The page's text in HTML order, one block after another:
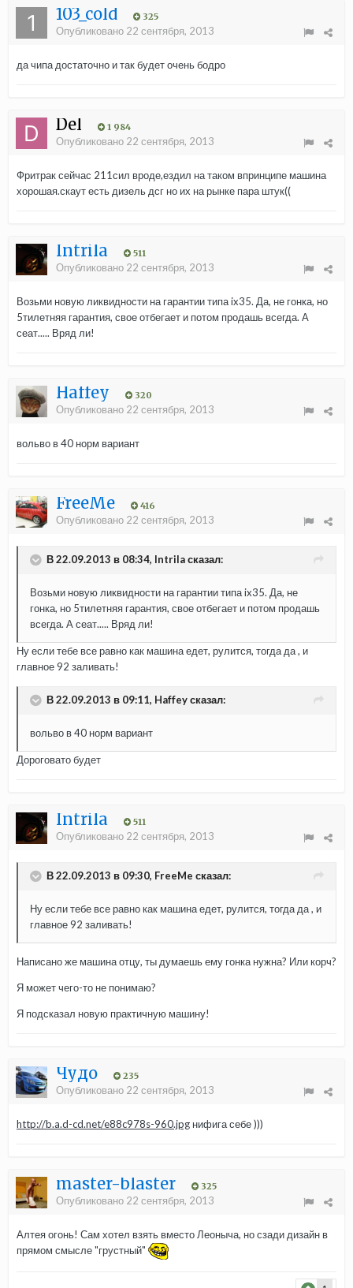
103_cold 325
Опубликовано 22 сентября, 2013
да чипа достаточно и так будет очень бодро
Del 1 984
Опубликовано 22 сентября, 2013
Фритрак сейчас 211сил вроде,ездил на таком впринципе машина
хорошая.скаут есть дизель дсг но их на рынке пара штук((
Intrila 511
Опубликовано 22 сентября, 2013
Возьми новую ликвидности на гарантии типа ix35. Да, не гонка, но
5тилетняя гарантия, свое отбегает и потом продашь всегда. А
сеат..... Вряд ли!
Haffey 320
Опубликовано 22 сентября, 2013
вольво в 40 норм вариант
FreeMe 416
Опубликовано 22 сентября, 2013
В 22.09.2013 в 08:34, Intrila сказал:
Возьми новую ликвидности на гарантии типа ix35. Да, не
гонка, но 5тилетняя гарантия, свое отбегает и потом продашь
всегда. А сеат..... Вряд ли!
Ну если тебе все равно как машина едет, рулится, тогда да , и
главное 92 заливать!
В 22.09.2013 в 09:11, Haffey сказал:
вольво в 40 норм вариант
Дороговато будет
Intrila 511
Опубликовано 22 сентября, 2013
В 22.09.2013 в 09:30, FreeMe сказал:
Ну если тебе все равно как машина едет, рулится, тогда да , и
главное 92 заливать!
Написано же машина отцу, ты думаешь ему гонка нужна? Или корч?
Я может чего-то не понимаю?
Я подсказал новую практичную машину!
Чудо 235
Опубликовано 22 сентября, 2013
http://b.a.d-cd.net/e88c978s-960.jpg нифига себе )))
master-blaster 325
Опубликовано 22 сентября, 2013
Алтея огонь! Сам хотел взять вместо Леоныча, но сзади дизайн в
прямом смысле "грустный"